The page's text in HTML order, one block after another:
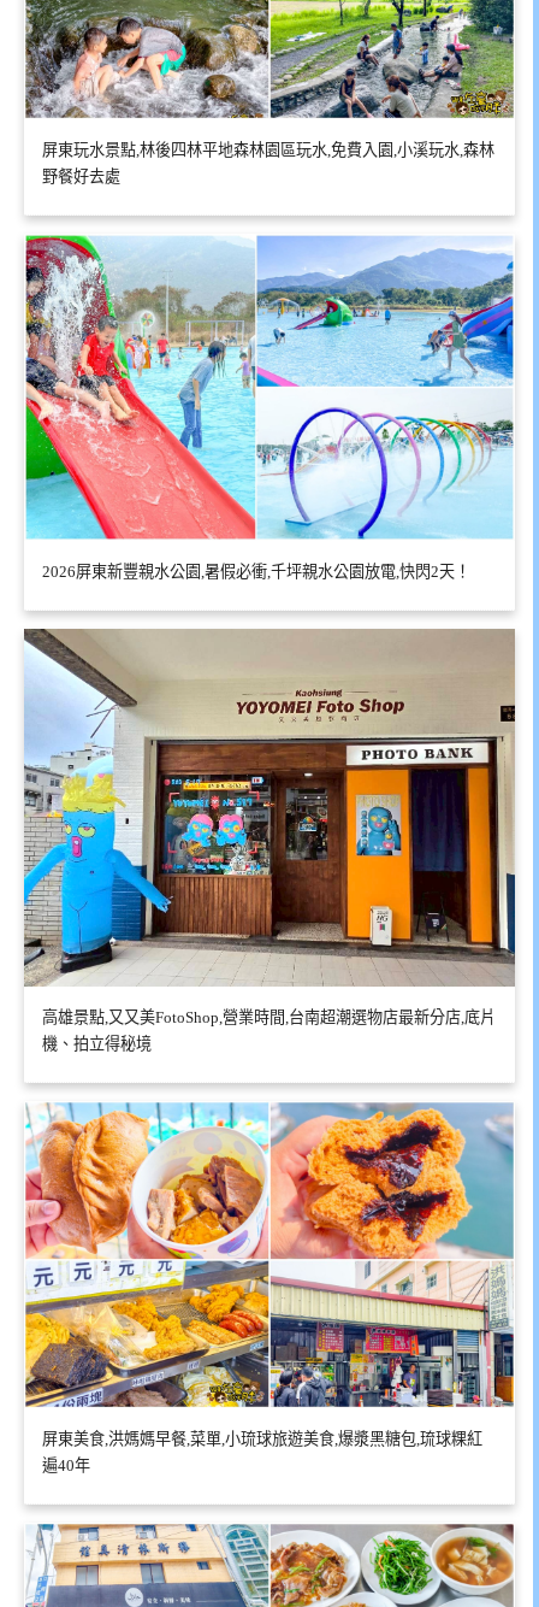
屏東玩水景點,林後四林平地森林園區玩水,免費入園,小溪玩水,森林
野餐好去處
2026屏東新豐親水公園,暑假必衝,千坪親水公園放電,快閃2天！
高雄景點,又又美FotoShop,營業時間,台南超潮選物店最新分店,底片
機、拍立得秘境
屏東美食,洪媽媽早餐,菜單,小琉球旅遊美食,爆漿黑糖包,琉球粿紅
遍40年